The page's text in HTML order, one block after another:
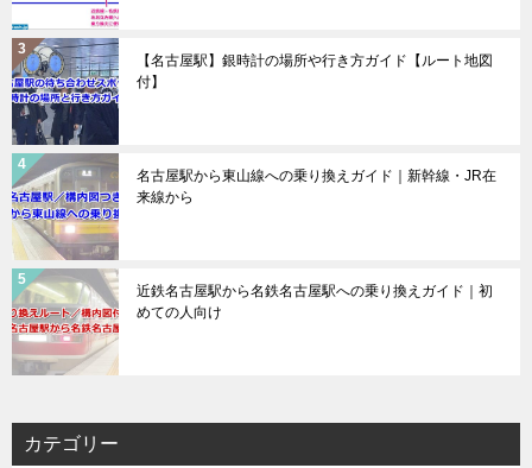
【名古屋駅】銀時計の場所や行き方ガイド【ルート地図
付】
名古屋駅から東山線への乗り換えガイド｜新幹線・JR在
来線から
近鉄名古屋駅から名鉄名古屋駅への乗り換えガイド｜初
めての人向け
カテゴリー